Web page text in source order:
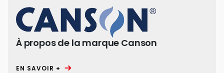
À propos de la marque Canson
EN SAVOIR +